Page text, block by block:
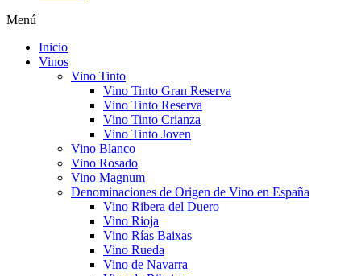
Menú
Inicio
Vinos
Vino Tinto
Vino Tinto Gran Reserva
Vino Tinto Reserva
Vino Tinto Crianza
Vino Tinto Joven
Vino Blanco
Vino Rosado
Vino Magnum
Denominaciones de Origen de Vino en España
Vino Ribera del Duero
Vino Rioja
Vino Rías Baixas
Vino Rueda
Vino de Navarra